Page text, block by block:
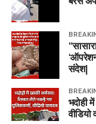
संदेश|
भदोही
वीडियो